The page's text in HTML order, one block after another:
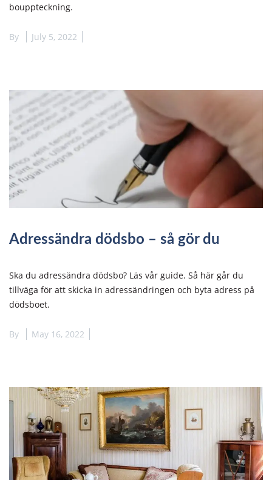
bouppteckning.
By July 5, 2022
Adressändra dödsbo – så gör du
Ska du adressändra dödsbo? Läs vår guide. Så här går du
tillväga för att skicka in adressändringen och byta adress på
dödsboet.
By May 16, 2022